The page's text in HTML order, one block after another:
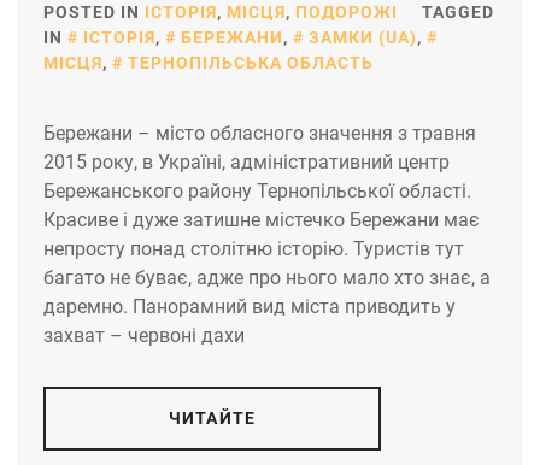
POSTED IN ІСТОРІЯ, МІСЦЯ, ПОДОРОЖІ
TAGGED
IN
ІСТОРІЯ, БЕРЕЖАНИ, ЗАМКИ (UA),
МІСЦЯ, ТЕРНОПІЛЬСЬКА ОБЛАСТЬ
Бережани – місто обласного значення з травня
2015 року, в Україні, адміністративний центр
Бережанського району Тернопільської області.
Красиве і дуже затишне містечко Бережани має
непросту понад столітню історію. Туристів тут
багато не буває, адже про нього мало хто знає, а
даремно. Панорамний вид міста приводить у
захват – червоні дахи
ЧИТАЙТЕ